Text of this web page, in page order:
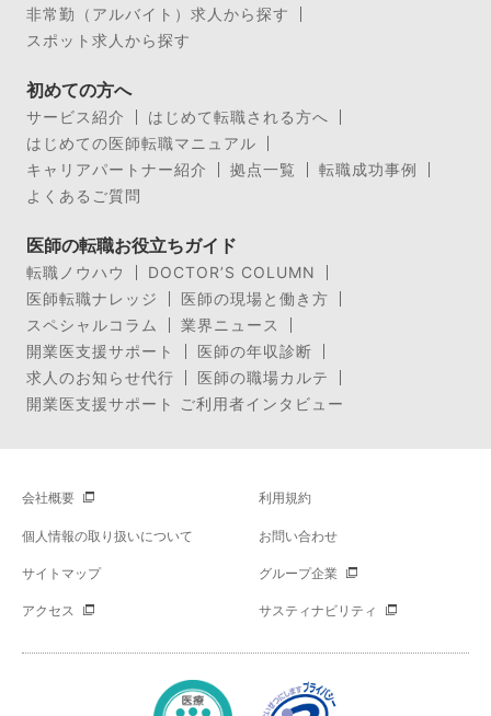
非常勤（アルバイト）求人から探す
スポット求人から探す
初めての方へ
サービス紹介
はじめて転職される方へ
はじめての医師転職マニュアル
キャリアパートナー紹介
拠点一覧
転職成功事例
よくあるご質問
医師の転職お役立ちガイド
転職ノウハウ
DOCTOR’S COLUMN
医師転職ナレッジ
医師の現場と働き方
スペシャルコラム
業界ニュース
開業医支援サポート
医師の年収診断
求人のお知らせ代行
医師の職場カルテ
開業医支援サポート ご利用者インタビュー
会社概要 利用規約
個人情報の取り扱いについて お問い合わせ
サイトマップ グループ企業
アクセス サスティナビリティ